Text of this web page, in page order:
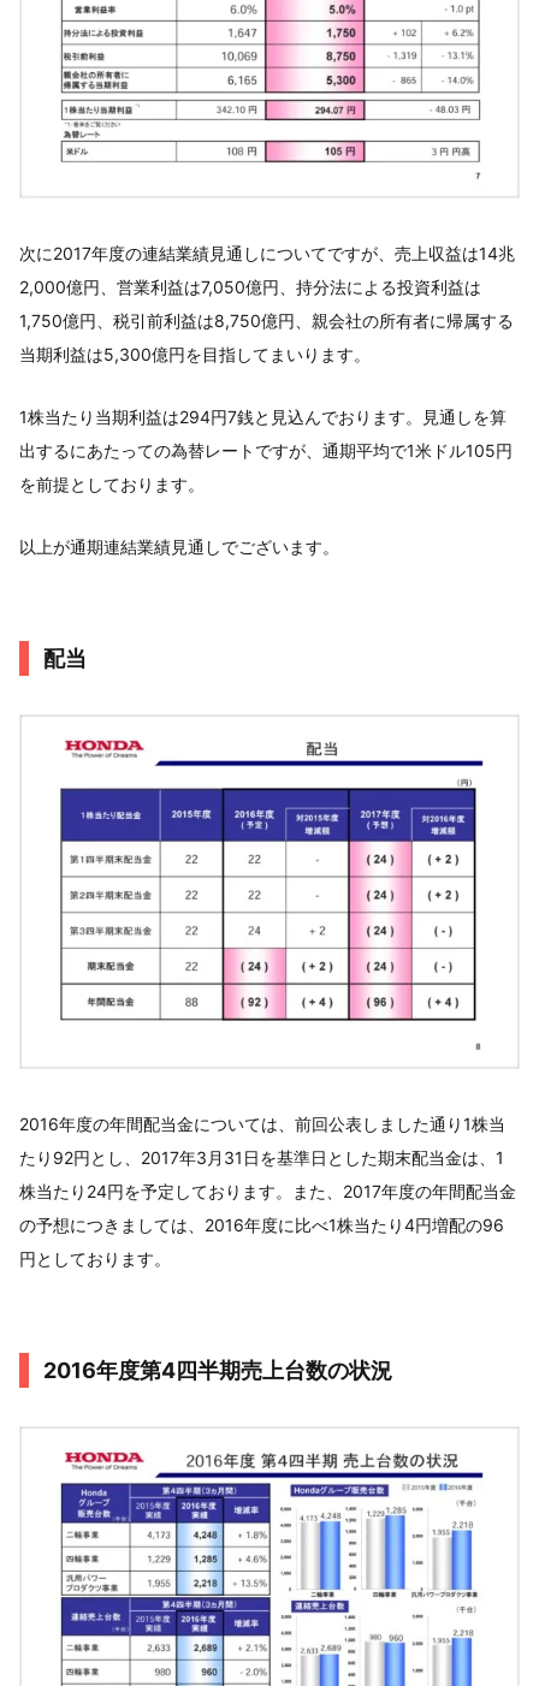
次に2017年度の連結業績見通しについてですが、売上収益は14兆
2,000億円、営業利益は7,050億円、持分法による投資利益は
1,750億円、税引前利益は8,750億円、親会社の所有者に帰属する
当期利益は5,300億円を目指してまいります。
1株当たり当期利益は294円7銭と見込んでおります。見通しを算
出するにあたっての為替レートですが、通期平均で1米ドル105円
を前提としております。
以上が通期連結業績見通しでございます。
配当
2016年度の年間配当金については、前回公表しました通り1株当
たり92円とし、2017年3月31日を基準日とした期末配当金は、1
株当たり24円を予定しております。また、2017年度の年間配当金
の予想につきましては、2016年度に比べ1株当たり4円増配の96
円としております。
2016年度第4四半期売上台数の状況